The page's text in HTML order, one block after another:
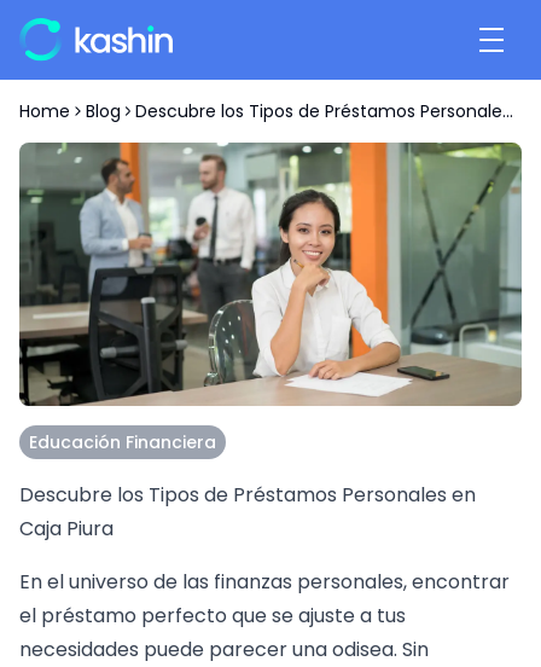
Home Blog Descubre los Tipos de Préstamos Personales en Caja Piura
Educación Financiera
Descubre los Tipos de Préstamos Personales en
Caja Piura
En el universo de las finanzas personales, encontrar
el préstamo perfecto que se ajuste a tus
necesidades puede parecer una odisea. Sin